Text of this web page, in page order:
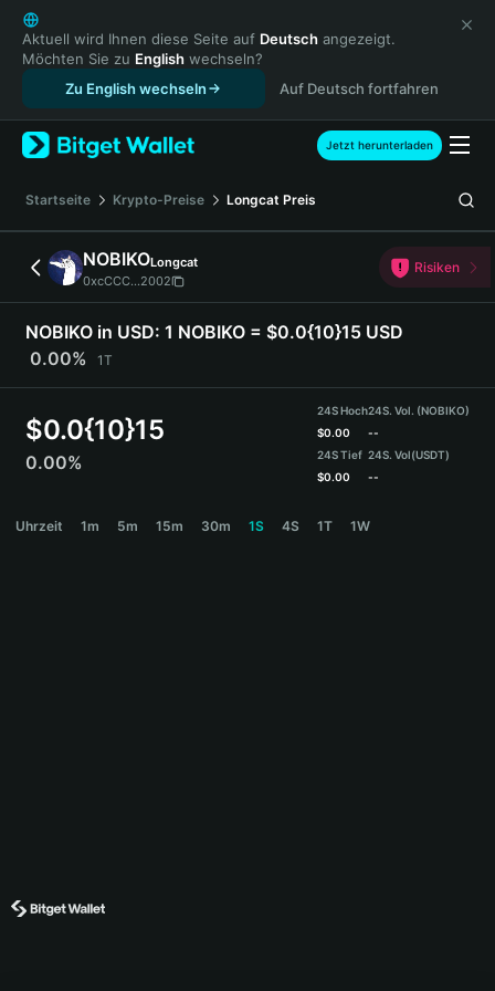
English
日本語
Tiếng Việt
Русский
Español (Latinoamérica)
Türkçe
Français
Deutsch
简体中文
繁體中文
Português (Portugal)
Bahasa Indonesia
ภาษาไทย
हिन्दी
Español
Português (Brasil)
Aktuell wird Ihnen diese Seite auf Deutsch angezeigt.
Möchten Sie zu English wechseln?
Zu English wechseln
Auf Deutsch fortfahren
Jetzt herunterladen
Startseite Krypto-Preise Longcat Preis
NOBIKOLongcat
0xcCCC...2002
Risiken
NOBIKO in USD: 1 NOBIKO = $0.0{10}15 USD
0.00%
1T
$0.0{10}15
0.00%
24S Hoch
$0.00
24S Tief
$0.00
24S. Vol. (NOBIKO)
--
24S. Vol(USDT)
--
Uhrzeit 1m 5m 15m 30m 1S 4S 1T 1W